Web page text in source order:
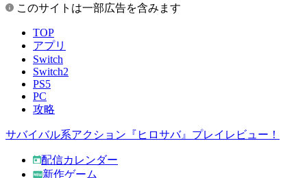
このサイトは一部広告を含みます
TOP
アプリ
Switch
Switch2
PS5
PC
攻略
サバイバル系アクション『ヒロサバ』プレイレビュー！
配信カレンダー
新作ゲーム